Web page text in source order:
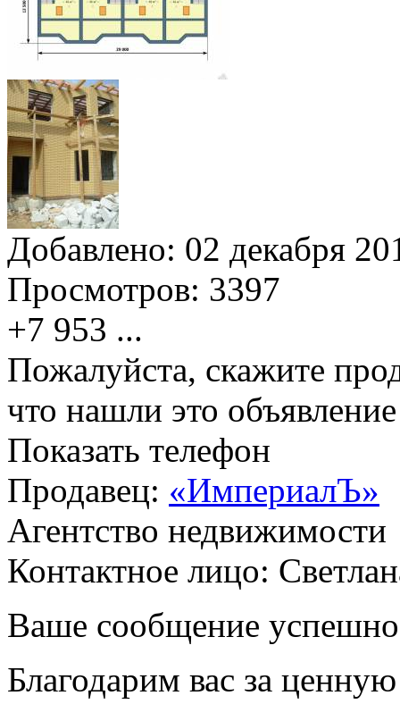
Добавлено: 02 декабря
Просмотров: 3397
+7 953 ...
Пожалуйста, скажите
что нашли это
Показать телефон
Продавец: «ИмпериалЪ»
Агентство недвижимости
Контактное лицо:
Ваше сообщение успешно
Благодарим вас за